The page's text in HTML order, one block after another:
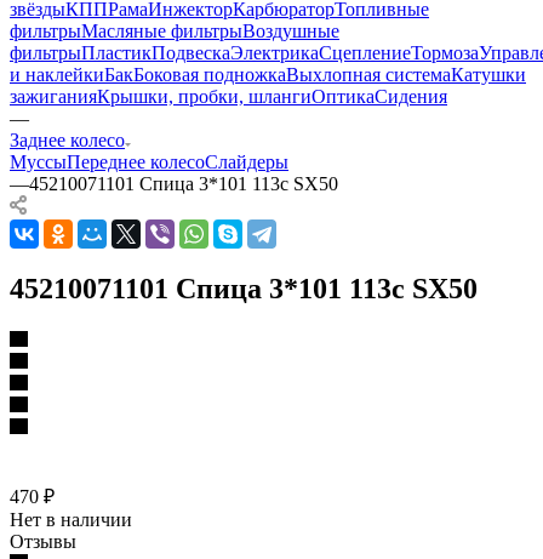
звёздыКППРамаИнжекторКарбюраторТопливные
фильтрыМасляные фильтрыВоздушные
фильтрыПластикПодвескаЭлектрикаСцеплениеТормоза
и наклейкиБакБоковая подножкаВыхлопная системаКатушки
зажиганияКрышки, пробки, шлангиОптикаСидения
—
Заднее колесо
МуссыПереднее колесоСлайдеры
—45210071101 Спица 3*101 113с SX50
45210071101 Спица 3*101 113с SX50
470 ₽
Нет в наличии
Отзывы